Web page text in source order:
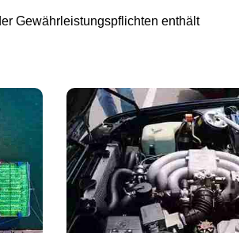
Gewährleistungspflichten enthält